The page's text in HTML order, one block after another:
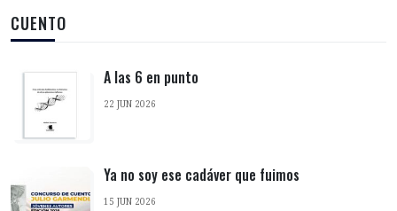
CUENTO
A las 6 en punto
22 JUN 2026
Ya no soy ese cadáver que fuimos
15 JUN 2026